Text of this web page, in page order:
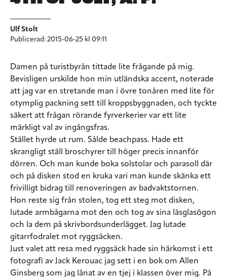
Ulf Stolt
Publicerad: 2015-06-25 kl 09:11
Damen på turistbyrån tittade lite frågande på mig.
Bevisligen urskilde hon min utländska accent, noterade
att jag var en stretande man i övre tonåren med lite för
otymplig packning sett till kroppsbyggnaden, och tyckte
säkert att frågan rörande fyrverkerier var ett lite
märkligt val av ingångsfras.
Stället hyrde ut rum. Sålde beachpass. Hade ett
skrangligt ställ broschyrer till höger precis innanför
dörren. Och man kunde boka solstolar och parasoll där
och på disken stod en kruka vari man kunde skänka ett
frivilligt bidrag till renoveringen av badvaktstornen.
Hon reste sig från stolen, tog ett steg mot disken,
lutade armbågarna mot den och tog av sina läsglasögon
och la dem på skrivbordsunderlägget. Jag lutade
gitarrfodralet mot ryggsäcken.
Just valet att resa med ryggsäck hade sin härkomst i ett
fotografi av Jack Kerouac jag sett i en bok om Allen
Ginsberg som jag lånat av en tjej i klassen över mig. På